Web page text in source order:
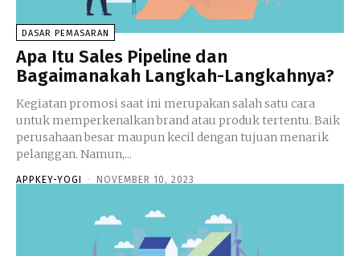
DASAR PEMASARAN
Apa Itu Sales Pipeline dan
Bagaimanakah Langkah-Langkahnya?
Kegiatan promosi saat ini merupakan salah satu cara
untuk memperkenalkan brand atau produk tertentu. Baik
perusahaan besar maupun kecil dengan tujuan menarik
pelanggan. Namun,...
APPKEY-YOGI - NOVEMBER 10, 2023